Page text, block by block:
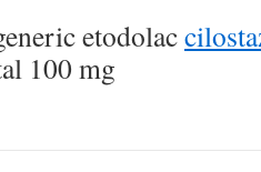
etodolac
100 mg